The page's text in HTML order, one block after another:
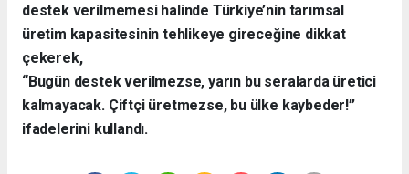
destek verilmemesi halinde Türkiye’nin tarımsal
üretim kapasitesinin tehlikeye gireceğine dikkat
çekerek,
“Bugün destek verilmezse, yarın bu seralarda üretici
kalmayacak. Çiftçi üretmezse, bu ülke kaybeder!”
ifadelerini kullandı.